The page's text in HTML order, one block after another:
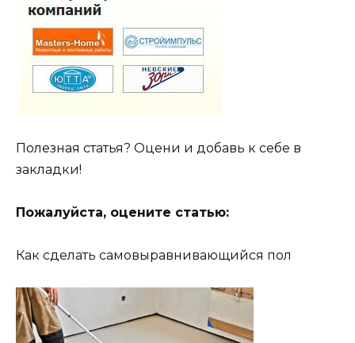
Полезная статья? Оцени и добавь к себе в
закладки!
Пожалуйста, оцените статью:
Как сделать самовыравнивающийся пол